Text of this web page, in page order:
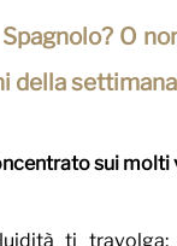
O
della
sui
ti